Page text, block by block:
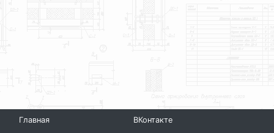
Главная ВКонтакте